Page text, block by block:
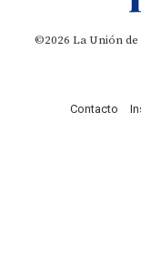
©2026 La Unión
Contacto